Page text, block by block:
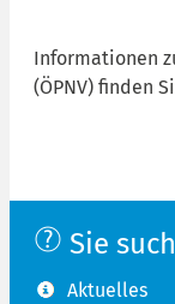
Informationen
(ÖPNV) finden
Sie
Aktuelles